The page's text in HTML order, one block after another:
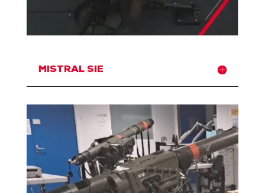
MISTRAL SIE